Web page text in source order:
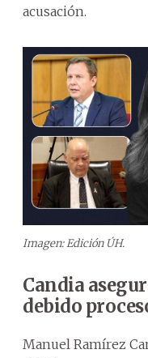
acusación.
Imagen: Edición ÚH.
Candia
debido
Manuel Ramírez